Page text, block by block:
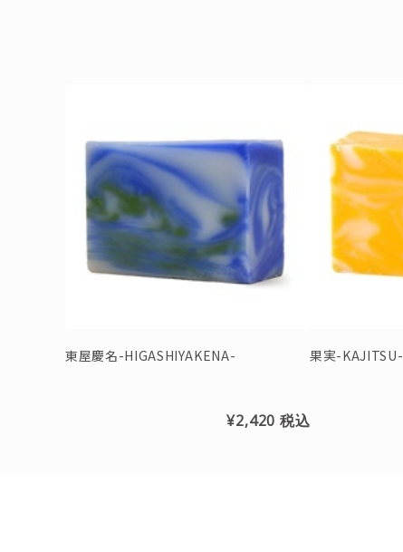
東屋慶名-HIGASHIYAKENA-
¥2,420税込
果実-KAJITSU-